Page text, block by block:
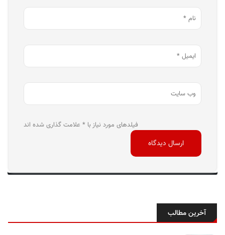
فیلدهای مورد نیاز با * علامت گذاری شده اند
آخرین مطالب